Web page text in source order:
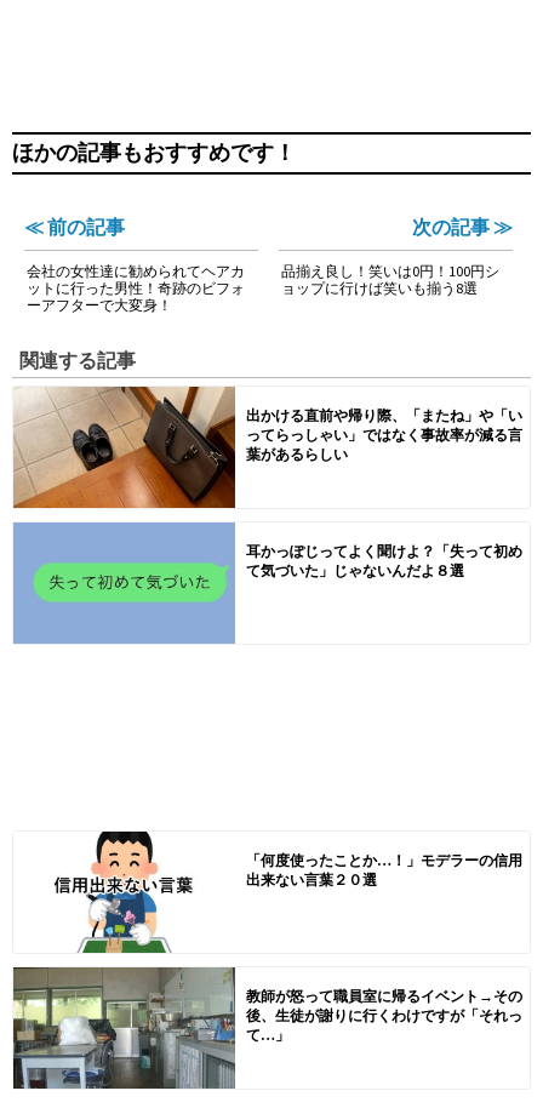
ほかの記事もおすすめです！
≪ 前の記事
会社の女性達に勧められてヘアカ
ットに行った男性！奇跡のビフォ
ーアフターで大変身！
次の記事 ≫
品揃え良し！笑いは0円！100円シ
ョップに行けば笑いも揃う8選
関連する記事
出かける直前や帰り際、「またね」や「い
ってらっしゃい」ではなく事故率が減る言
葉があるらしい
耳かっぽじってよく聞けよ？「失って初め
て気づいた」じゃないんだよ８選
「何度使ったことか…！」モデラーの信用
出来ない言葉２０選
教師が怒って職員室に帰るイベント→その
後、生徒が謝りに行くわけですが「それっ
て…」